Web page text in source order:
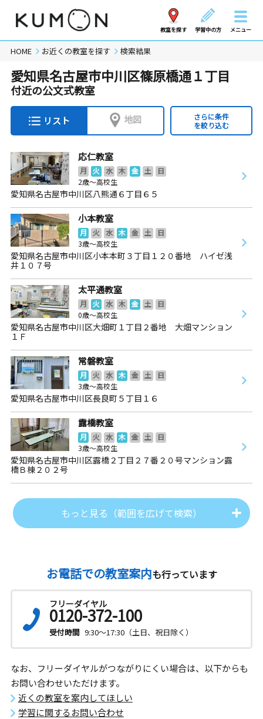
教室を探す 学習中の方 メニュー
HOME お近くの教室を探す 検索結果
愛知県名古屋市中川区篠原橋通１丁目
付近の公文式教室
リスト 地図
さらに条件
を絞り込む
応仁教室
月 火 水 木 金 土
日
2歳～高校生
愛知県名古屋市中川区八熊通６丁目６５
小本教室
月 火 水 木 金 土
日
3歳～高校生
愛知県名古屋市中川区小本本町３丁目１２０番地 ハイゼ浅
井１０７号
太平通教室
月 火 水 木 金 土
日
0歳～高校生
愛知県名古屋市中川区大畑町１丁目２番地 大畑マンション
１Ｆ
常磐教室
月 火 水 木 金 土
日
3歳～高校生
愛知県名古屋市中川区長良町５丁目１６
露橋教室
月 火 水 木 金 土
日
3歳～高校生
愛知県名古屋市中川区露橋２丁目２７番２０号マンション露
橋Ｂ棟２０２号
もっと見る（範囲を広げて検索）
お電話での教室案内も行っています
フリーダイヤル
0120-372-100
受付時間 9:30～17:30（土日、祝日除く）
なお、フリーダイヤルがつながりにくい場合は、以下からも
お問い合わせいただけます。
近くの教室を案内してほしい
学習に関するお問い合わせ